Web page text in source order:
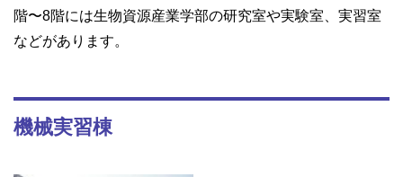
階〜8階には生物資源産業学部の研究室や実験室、実習室
などがあります。
機械実習棟